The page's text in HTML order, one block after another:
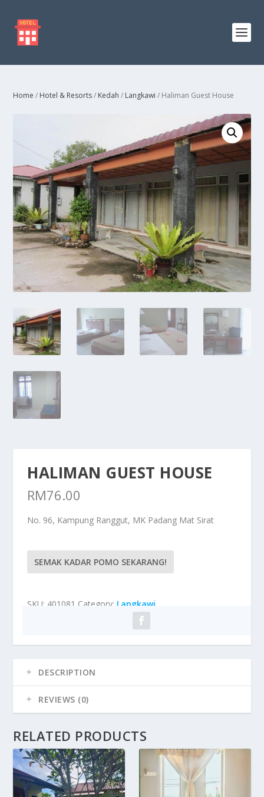
Home / Hotel & Resorts/ Kedah / Langkawi / Haliman Guest House
HALIMAN GUEST HOUSE
RM76.00
No. 96, Kampung Ranggut, MK Padang Mat Sirat
SEMAK KADAR POMO SEKARANG!
SKU: 401081 Category: Langkawi
DESCRIPTION
REVIEWS (0)
RELATED PRODUCTS